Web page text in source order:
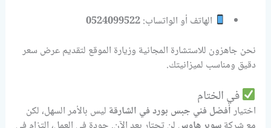
الهاتف أو الواتساب:0524099522
نحن جاهزون للاستشارة المجانية وزيارة الموقع لتقديم عرض سعر
دقيق ومناسب لميزانيتك.
في الختام
اختيارأفضل فني جبس بورد في الشارقة ليس بالأمر السهل، لكن